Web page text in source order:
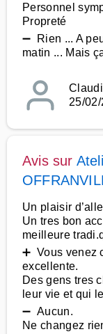
Personnel
Propreté
➖ Rien ... A
matin ... Mais
25/
Avis sur
Un plaisir
Un tres bon
meilleure
➕ Vous venez
excellente.
Des gens tres
leur vie et qui
➖ Aucun.
Ne changez